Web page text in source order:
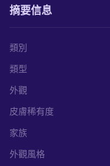
摘要信息
類別
類型
外觀
皮膚稀有度
家族
外觀風格